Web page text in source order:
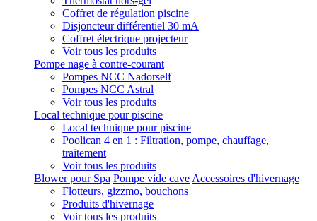
Coffret de régulation piscine
Disjoncteur différentiel 30 mA
Coffret électrique projecteur
Voir tous les produits
Pompe nage à contre-courant
Pompes NCC Nadorself
Pompes NCC Astral
Voir tous les produits
Local technique pour piscine
Local technique pour piscine
Poolican 4 en 1 : Filtration, pompe, chauffage,
traitement
Voir tous les produits
Blower pour Spa Pompe vide cave Accessoires d'hivernage
Flotteurs, gizzmo, bouchons
Produits d'hivernage
Voir tous les produits